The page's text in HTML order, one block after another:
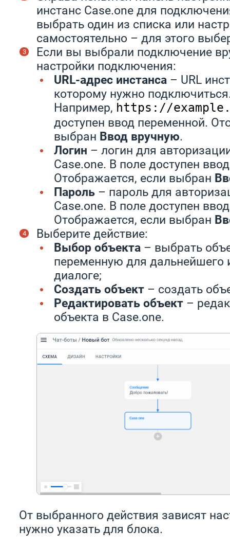
инстанс Case.one для
выбрать один из списка или
самостоятельно – для этого
Если вы выбрали подключение
настройки подключения:
URL-адрес инстанса – URL
которому нужно
Например, https://
доступен ввод переменной.
выбран Ввод вручную.
Логин – логин для
Case.one. В поле доступен
Отображается, если выбран
Пароль – пароль для
Case.one. В поле доступен
Отображается, если выбран
Выберите действие:
Выбор объекта – выбрать
переменную для дальнейшего
диалоге;
Создать объект – создать
Редактировать объект –
объекта в Case.one.
От выбранного действия зависят
нужно указать для блока.